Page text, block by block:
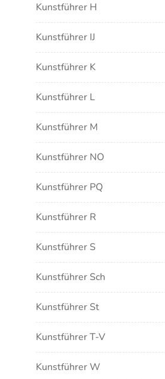
Kunstführer H
Kunstführer IJ
Kunstführer K
Kunstführer L
Kunstführer M
Kunstführer NO
Kunstführer PQ
Kunstführer R
Kunstführer S
Kunstführer Sch
Kunstführer St
Kunstführer T-V
Kunstführer W